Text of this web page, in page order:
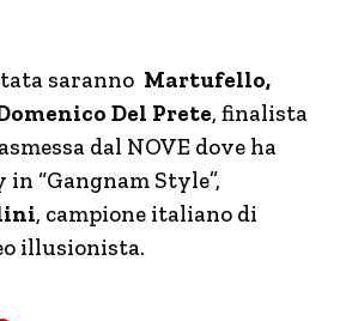
saranno Martufello,
Del Prete, finalista
dal NOVE dove ha
“Gangnam Style”,
, campione italiano di
illusionista.